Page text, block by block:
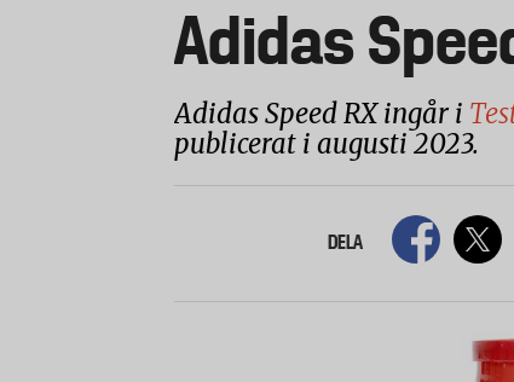
Adidas
Adidas Speed RX ingår i
publicerat i augusti 2023.
DELA